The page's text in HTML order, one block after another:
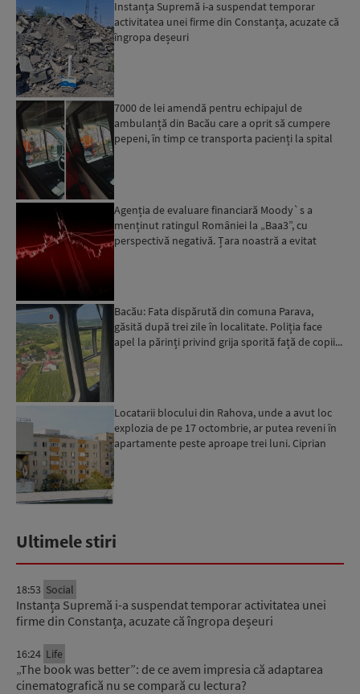
Instanța Supremă i-a suspendat temporar
activitatea unei firme din Constanța, acuzate că
îngropa deșeuri
7000 de lei amendă pentru echipajul de
ambulanță din Bacău care a oprit să cumpere
pepeni, în timp ce transporta pacienți la spital
Agenția de evaluare financiară Moody`s a
menținut ratingul României la „Baa3”, cu
perspectivă negativă. Țara noastră a evitat
Bacău: Fata dispărută din comuna Parava,
găsită după trei zile în localitate. Poliția face
apel la părinți privind grija sporită față de copii...
Locatarii blocului din Rahova, unde a avut loc
explozia de pe 17 octombrie, ar putea reveni în
apartamente peste aproape trei luni. Ciprian
Ultimele stiri
18:53 Social
Instanța Supremă i-a suspendat temporar activitatea unei
firme din Constanța, acuzate că îngropa deșeuri
16:24 Life
„The book was better”: de ce avem impresia că adaptarea
cinematografică nu se compară cu lectura?